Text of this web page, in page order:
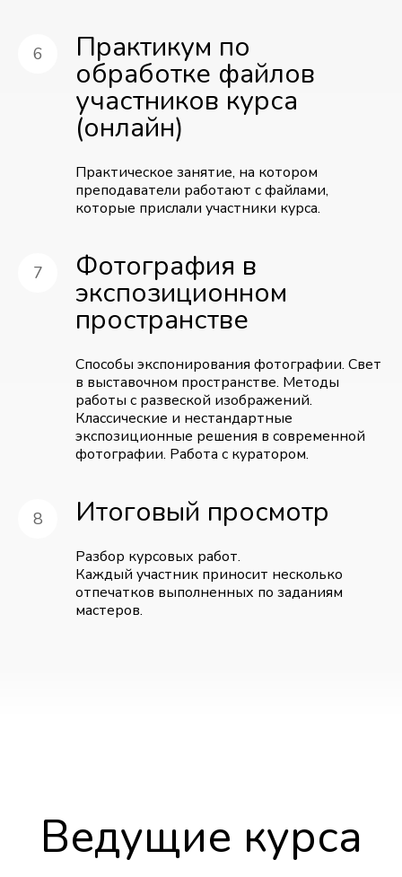
Практикум по
обработке файлов
участников курса
(онлайн)
Практическое занятие, на котором
преподаватели работают с файлами,
которые прислали участники курса.
Фотография в
экспозиционном
пространстве
Способы экспонирования фотографии. Свет
в выставочном пространстве. Методы
работы с развеской изображений.
Классические и нестандартные
экспозиционные решения в современной
фотографии. Работа с куратором.
Итоговый просмотр
Разбор курсовых работ.
Каждый участник приносит несколько
отпечатков выполненных по заданиям
мастеров.
Ведущие курса